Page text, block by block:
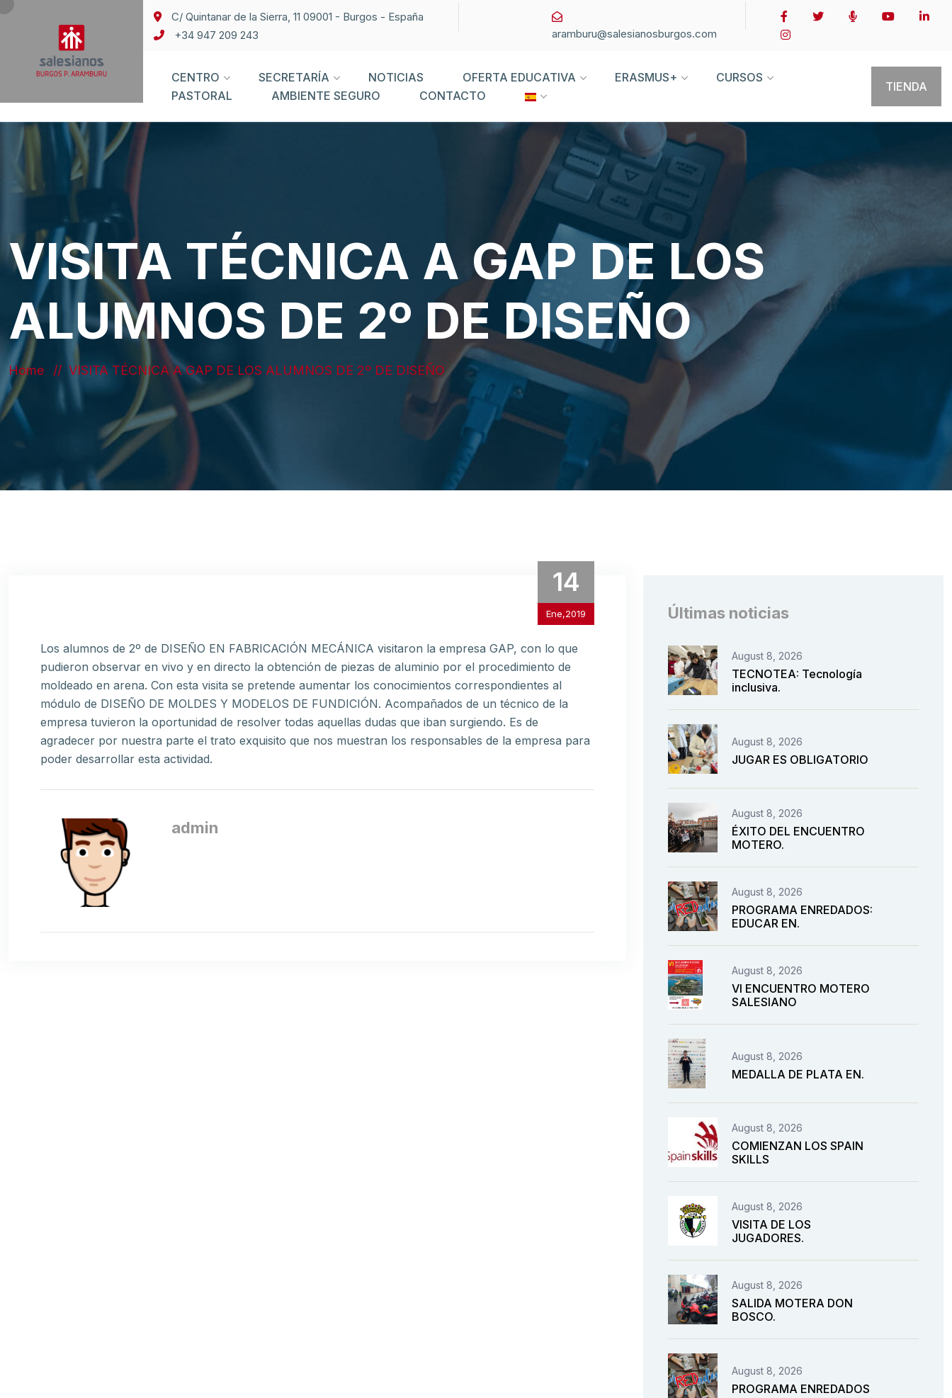
C/ Quintanar de la Sierra, 11 09001 - Burgos - España
+34 947 209 243
aramburu@salesianosburgos.com
CENTRO SECRETARÍA NOTICIAS OFERTA EDUCATIVA ERASMUS+
CURSOS
PASTORAL
AMBIENTE SEGURO CONTACTO
TIENDA
VISITA TÉCNICA A GAP DE LOS
ALUMNOS DE 2º DE DISEÑO
Home VISITA TÉCNICA A GAP DE LOS ALUMNOS DE 2º DE DISEÑO
14
Ene,2019
Los alumnos de 2º de DISEÑO EN FABRICACIÓN MECÁNICA visitaron la empresa GAP, con lo que
pudieron observar en vivo y en directo la obtención de piezas de aluminio por el procedimiento de
moldeado en arena. Con esta visita se pretende aumentar los conocimientos correspondientes al
módulo de DISEÑO DE MOLDES Y MODELOS DE FUNDICIÓN. Acompañados de un técnico de la
empresa tuvieron la oportunidad de resolver todas aquellas dudas que iban surgiendo. Es de
agradecer por nuestra parte el trato exquisito que nos muestran los responsables de la empresa para
poder desarrollar esta actividad.
admin
Últimas noticias
August 8, 2026
TECNOTEA: Tecnología
inclusiva.
August 8, 2026
JUGAR ES OBLIGATORIO
August 8, 2026
ÉXITO DEL ENCUENTRO
MOTERO.
August 8, 2026
PROGRAMA ENREDADOS:
EDUCAR EN.
August 8, 2026
VI ENCUENTRO MOTERO
SALESIANO
August 8, 2026
MEDALLA DE PLATA EN.
August 8, 2026
COMIENZAN LOS SPAIN
SKILLS
August 8, 2026
VISITA DE LOS
JUGADORES.
August 8, 2026
SALIDA MOTERA DON
BOSCO.
August 8, 2026
PROGRAMA ENREDADOS